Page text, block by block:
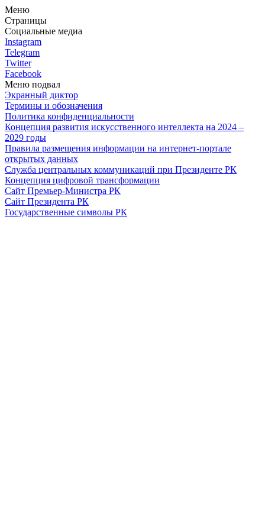
Меню
Страницы
Социальные медиа
Instagram
Telegram
Twitter
Facebook
Меню подвал
Экранный диктор
Термины и обозначения
Политика конфиденциальности
Концепция развития искусственного интеллекта на 2024 –
2029 годы
Правила размещения информации на интернет-портале
открытых данных
Служба центральных коммуникаций при Президенте РК
Концепция цифровой трансформации
Сайт Премьер-Министра РК
Сайт Президента РК
Государственные символы РК